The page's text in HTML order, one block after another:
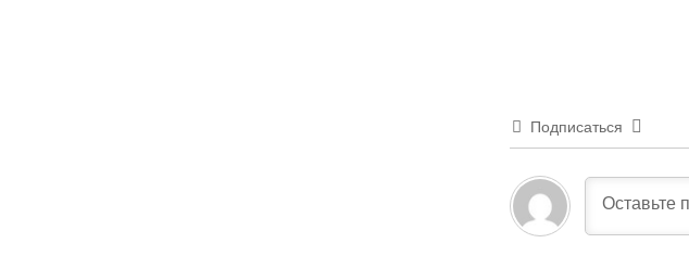
Подписаться